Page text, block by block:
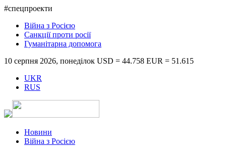
#спецпроекти
Війна з Росією
Санкції проти росії
Гуманітарна допомога
10 серпня 2026, понеділок USD = 44.758 EUR = 51.615
UKR
RUS
Новини
Війна з Росією